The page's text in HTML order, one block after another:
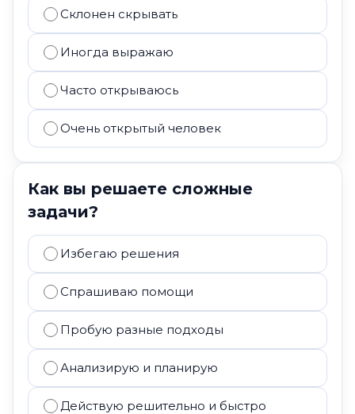
Склонен скрывать
Иногда выражаю
Часто открываюсь
Очень открытый человек
Как вы решаете сложные
задачи?
Избегаю решения
Спрашиваю помощи
Пробую разные подходы
Анализирую и планирую
Действую решительно и быстро